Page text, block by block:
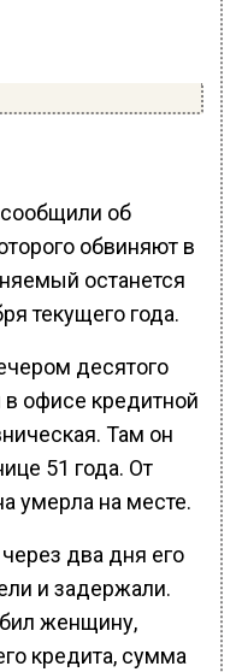
сообщили об
обвиняют в
останется
текущего года.
десятого
офисе кредитной
Там он
51 года. От
умерла на месте.
два дня его
и задержали.
женщину,
кредита, сумма